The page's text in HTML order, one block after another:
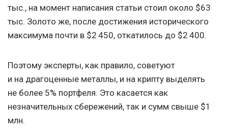
тыс., на момент написания статьи стоил около $63
тыс. Золото же, после достижения исторического
максимума почти в $2 450, откатилось до $2 400.
Поэтому эксперты, как правило, советуют
и на драгоценные металлы, и на крипту выделять
не более 5% портфеля. Это касается как
незначительных сбережений, так и сумм свыше $1
млн.